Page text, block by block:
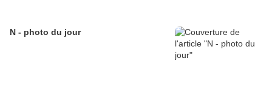
N - photo du jour